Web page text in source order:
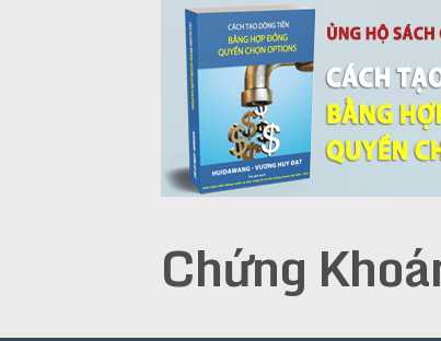
Chứng